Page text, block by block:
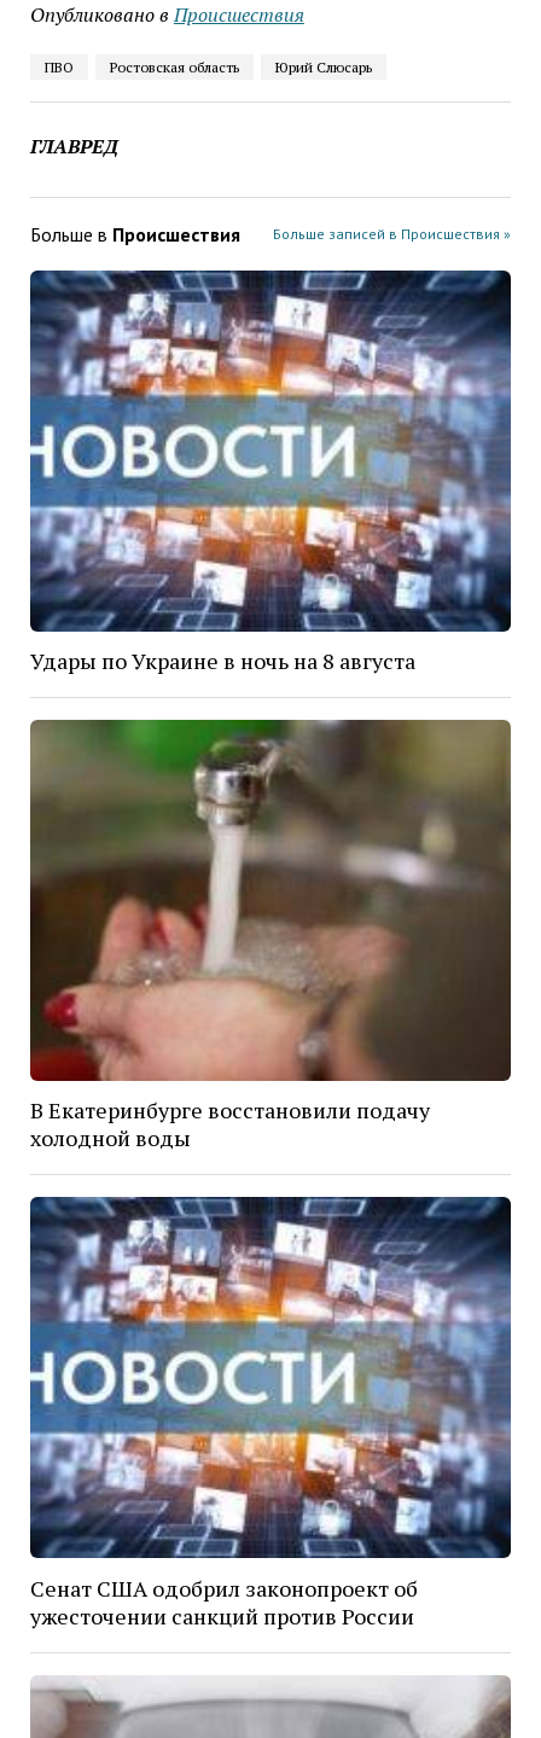
Опубликовано в Проиcшествия
ПВО Ростовская область Юрий Слюсарь
ГЛАВРЕД
Больше в Проиcшествия Больше записей в Проиcшествия »
Удары по Украине в ночь на 8 августа
В Екатеринбурге восстановили подачу
холодной воды
Сенат США одобрил законопроект об
ужесточении санкций против России